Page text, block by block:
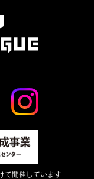
て開催しています